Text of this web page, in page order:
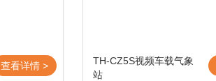
查看详情 >
TH-CZ5S视频车载气象
站